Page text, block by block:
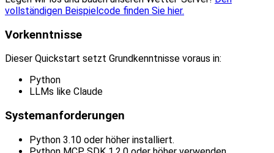
vollständigen Beispielcode finden Sie hier.
Vorkenntnisse
Dieser Quickstart setzt Grundkenntnisse voraus in:
Python
LLMs like Claude
Systemanforderungen
Python 3.10 oder höher installiert.